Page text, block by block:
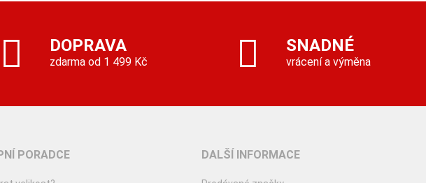
DOPRAVA
zdarma od 1 499 Kč
SNADNÉ
vrácení a výměna
PORADCE DALŠÍ INFORMACE